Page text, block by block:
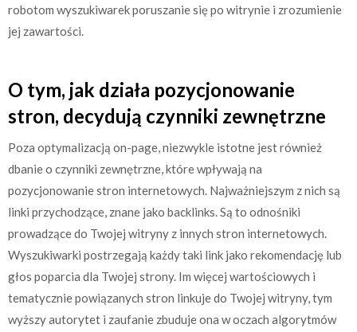
robotom wyszukiwarek poruszanie się po witrynie i zrozumienie
jej zawartości.
O tym, jak działa pozycjonowanie
stron, decydują czynniki zewnętrzne
Poza optymalizacją on-page, niezwykle istotne jest również
dbanie o czynniki zewnętrzne, które wpływają na
pozycjonowanie stron internetowych. Najważniejszym z nich są
linki przychodzące, znane jako backlinks. Są to odnośniki
prowadzące do Twojej witryny z innych stron internetowych.
Wyszukiwarki postrzegają każdy taki link jako rekomendację lub
głos poparcia dla Twojej strony. Im więcej wartościowych i
tematycznie powiązanych stron linkuje do Twojej witryny, tym
wyższy autorytet i zaufanie zbuduje ona w oczach algorytmów